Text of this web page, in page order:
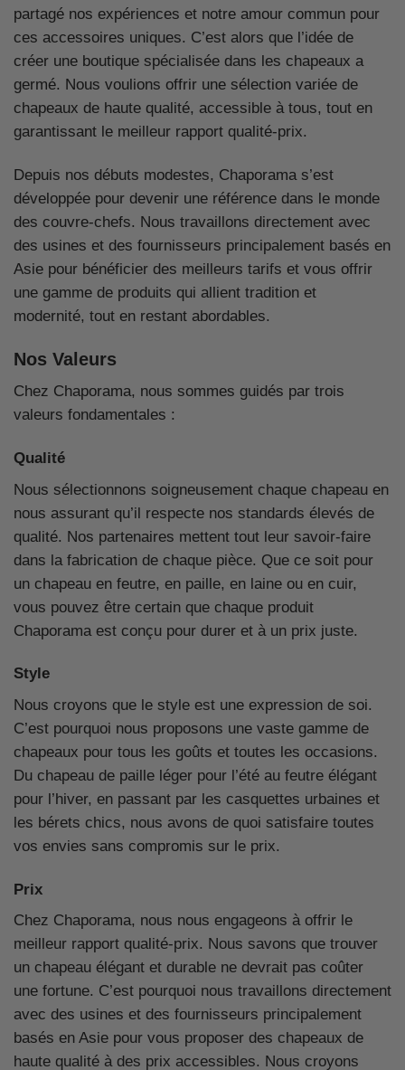
partagé nos expériences et notre amour commun pour
ces accessoires uniques. C’est alors que l’idée de
créer une boutique spécialisée dans les chapeaux a
germé. Nous voulions offrir une sélection variée de
chapeaux de haute qualité, accessible à tous, tout en
garantissant le meilleur rapport qualité-prix.
Depuis nos débuts modestes, Chaporama s’est
développée pour devenir une référence dans le monde
des couvre-chefs. Nous travaillons directement avec
des usines et des fournisseurs principalement basés en
Asie pour bénéficier des meilleurs tarifs et vous offrir
une gamme de produits qui allient tradition et
modernité, tout en restant abordables.
Nos Valeurs
Chez Chaporama, nous sommes guidés par trois
valeurs fondamentales :
Qualité
Nous sélectionnons soigneusement chaque chapeau en
nous assurant qu’il respecte nos standards élevés de
qualité. Nos partenaires mettent tout leur savoir-faire
dans la fabrication de chaque pièce. Que ce soit pour
un chapeau en feutre, en paille, en laine ou en cuir,
vous pouvez être certain que chaque produit
Chaporama est conçu pour durer et à un prix juste.
Style
Nous croyons que le style est une expression de soi.
C’est pourquoi nous proposons une vaste gamme de
chapeaux pour tous les goûts et toutes les occasions.
Du chapeau de paille léger pour l’été au feutre élégant
pour l’hiver, en passant par les casquettes urbaines et
les bérets chics, nous avons de quoi satisfaire toutes
vos envies sans compromis sur le prix.
Prix
Chez Chaporama, nous nous engageons à offrir le
meilleur rapport qualité-prix. Nous savons que trouver
un chapeau élégant et durable ne devrait pas coûter
une fortune. C’est pourquoi nous travaillons directement
avec des usines et des fournisseurs principalement
basés en Asie pour vous proposer des chapeaux de
haute qualité à des prix accessibles. Nous croyons